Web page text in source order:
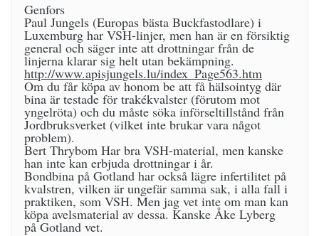
Genfors
Paul Jungels (Europas bästa Buckfastodlare) i
Luxemburg har VSH-linjer, men han är en försiktig
general och säger inte att drottningar från de
linjerna klarar sig helt utan bekämpning.
http://www.apisjungels.lu/index_Page563.htm
Om du får köpa av honom be att få hälsointyg där
bina är testade för trakékvalster (förutom mot
yngelröta) och du måste söka införseltillstånd från
Jordbruksverket (vilket inte brukar vara något
problem).
Bert Thrybom Har bra VSH-material, men kanske
han inte kan erbjuda drottningar i år.
Bondbina på Gotland har också lägre infertilitet på
kvalstren, vilken är ungefär samma sak, i alla fall i
praktiken, som VSH. Men jag vet inte om man kan
köpa avelsmaterial av dessa. Kanske Åke Lyberg
på Gotland vet.